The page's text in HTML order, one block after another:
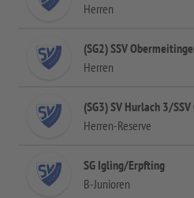
Herren
(SG2) SSV
Herren
(SG3) SV Hurlach 3/
Herren-Reserve
SG Igling/Erpfting
B-Junioren